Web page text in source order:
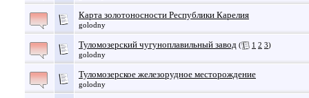
Карта золотоносности Республики Карелия
golodny
Туломозерский чугуноплавильный завод ( 1 2 3)
golodny
Туломозерское железорудное месторождение
golodny